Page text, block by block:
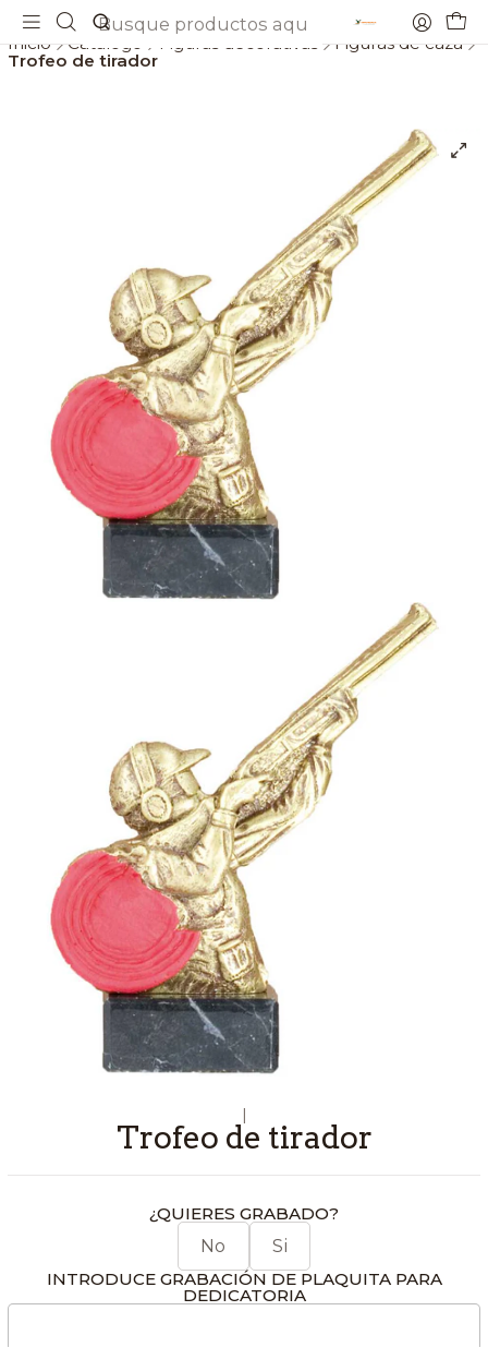
Inicio Catálogo
Figuras de caza
Trofeo de tirador
|
Trofeo de tirador
¿QUIERES GRABADO?
No Si
INTRODUCE GRABACIÓN DE PLAQUITA PARA
DEDICATORIA